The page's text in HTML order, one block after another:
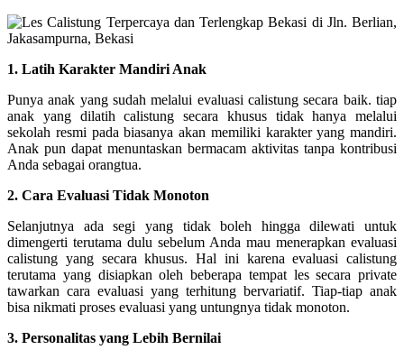
1. Latih Karakter Mandiri Anak
Punya anak yang sudah melalui evaluasi calistung secara baik. tiap
anak yang dilatih calistung secara khusus tidak hanya melalui
sekolah resmi pada biasanya akan memiliki karakter yang mandiri.
Anak pun dapat menuntaskan bermacam aktivitas tanpa kontribusi
Anda sebagai orangtua.
2. Cara Evaluasi Tidak Monoton
Selanjutnya ada segi yang tidak boleh hingga dilewati untuk
dimengerti terutama dulu sebelum Anda mau menerapkan evaluasi
calistung yang secara khusus. Hal ini karena evaluasi calistung
terutama yang disiapkan oleh beberapa tempat les secara private
tawarkan cara evaluasi yang terhitung bervariatif. Tiap-tiap anak
bisa nikmati proses evaluasi yang untungnya tidak monoton.
3. Personalitas yang Lebih Bernilai